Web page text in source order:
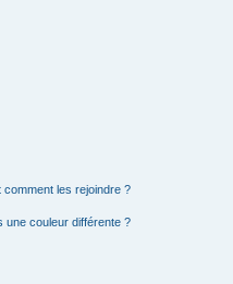
comment les rejoindre ?
une couleur différente ?